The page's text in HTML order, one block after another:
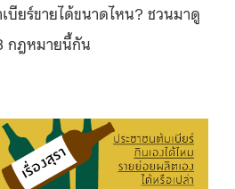
บียร์ขายได้ขนาดไหน? ชวนมาดู
กฎหมายนี้กัน